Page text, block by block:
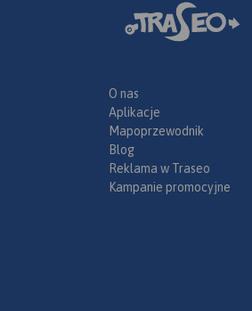
O nas
Aplikacje
Mapoprzewodnik
Blog
Reklama w Traseo
Kampanie promocyjne